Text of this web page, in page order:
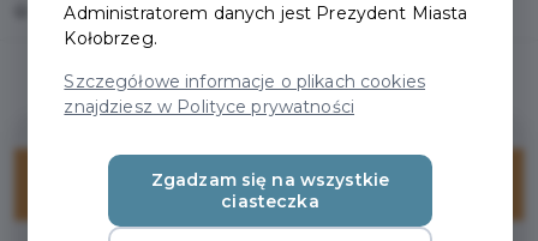
Home Oferty DISCON SERWIS LAPTOPÓW I KOMPUTERÓW
ZNIŻKI
Administratorem danych jest Prezydent Miasta
Kołobrzeg.
Szczegółowe informacje o plikach cookies
znajdziesz w Polityce prywatności
Zgadzam się na wszystkie
ciasteczka